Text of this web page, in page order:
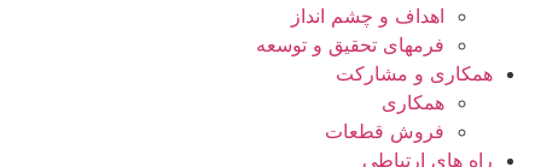
اهداف و چشم انداز
فرمهای تحقیق و توسعه
همکاری و مشارکت
همکاری
فروش قطعات
راه های ارتباطی